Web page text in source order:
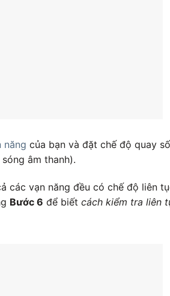
năng của bạn và đặt chế độ quay
âm thanh).
các vạn năng đều có chế độ liên
Bước 6 để biết cách kiểm tra liên